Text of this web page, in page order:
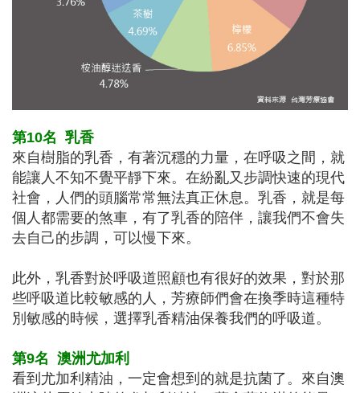
第10名 乳香
來自樹脂的乳香，有著沉穩的力量，在呼吸之間，就
能讓人不知不覺平靜下來。在紛亂又步調快速的現代
社會，人們的頭腦常常無法真正休息。乳香，就是每
個人都需要的煞車，有了乳香的陪伴，讓我們不會失
去自己的步調，可以慢下來。
此外，乳香對於呼吸道照顧也有很好的效果，對於那
些呼吸道比較敏感的人，芳療師們會在換季時這種特
別敏感的時候，選擇乳香精油保養我們的呼吸道。
第9名 澳洲尤加利
看到尤加利精油，一定會想到的就是抗菌了。來自澳